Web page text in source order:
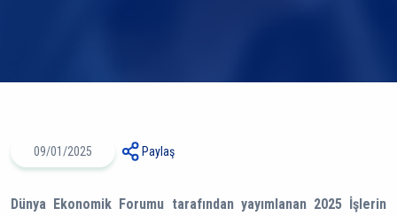
09/01/2025 Paylaş
Dünya Ekonomik Forumu tarafından yayımlanan 2025 İşlerin